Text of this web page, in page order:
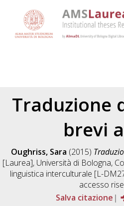
Traduzione
brevi
Oughriss, Sara (2015)
[Laurea], Università di Bologna,
linguistica interculturale [L-
accesso
Salva citazione